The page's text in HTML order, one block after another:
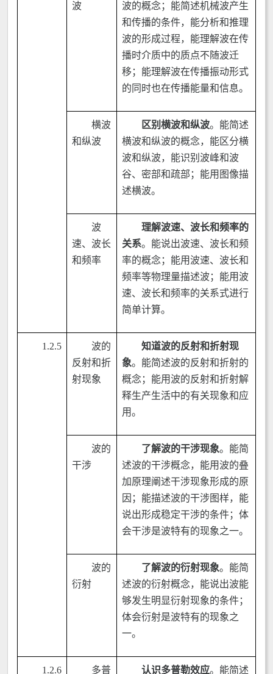
波
波的概念；能简述机械波产生
和传播的条件，能分析和推理
波的形成过程，能理解波在传
播时介质中的质点不随波迁
移；能理解波在传播振动形式
的同时也在传播能量和信息。
横波
和纵波
区别横波和纵波。能简述
横波和纵波的概念，能区分横
波和纵波，能识别波峰和波
谷、密部和疏部；能用图像描
述横波。
波
速、波长
和频率
理解波速、波长和频率的
关系。能说出波速、波长和频
率的概念；能用波速、波长和
频率等物理量描述波；能用波
速、波长和频率的关系式进行
简单计算。
1.2.5
波的
反射和折
射现象
知道波的反射和折射现
象。能简述波的反射和折射的
概念；能用波的反射和折射解
释生产生活中的有关现象和应
用。
波的
干涉
了解波的干涉现象。能简
述波的干涉概念，能用波的叠
加原理阐述干涉现象形成的原
因；能描述波的干涉图样，能
说出形成稳定干涉的条件；体
会干涉是波特有的现象之一。
波的
衍射
了解波的衍射现象。能简
述波的衍射概念，能说出波能
够发生明显衍射现象的条件；
体会衍射是波特有的现象之
一。
1.2.6 多普 认识多普勒效应。能简述